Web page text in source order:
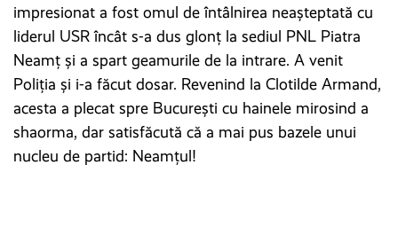
impresionat a fost omul de întâlnirea neașteptată cu
liderul USR încât s-a dus glonț la sediul PNL Piatra
Neamț și a spart geamurile de la intrare. A venit
Poliția și i-a făcut dosar. Revenind la Clotilde Armand,
acesta a plecat spre București cu hainele mirosind a
shaorma, dar satisfăcută că a mai pus bazele unui
nucleu de partid: Neamțul!